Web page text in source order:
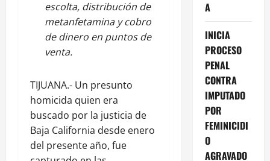
escolta, distribución de
metanfetamina y cobro
de dinero en puntos de
venta.
TIJUANA.- Un presunto
homicida quien era
buscado por la justicia de
Baja California desde enero
del presente año, fue
A
INICIA
PROCESO
PENAL
CONTRA
IMPUTADO
POR
FEMINICIDI
O
AGRAVADO